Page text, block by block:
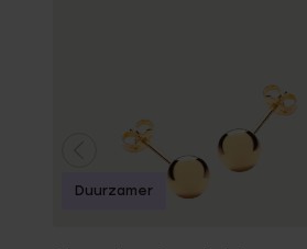
Duurzamer